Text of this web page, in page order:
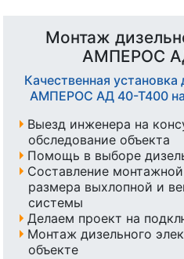
Монтаж
АМПЕРОС
Качественная установка
АМПЕРОС АД 40-Т400
Выезд инженера на
обследование объекта
Помощь в выборе
Составление
размера выхлопной и
системы
Делаем проект на
Монтаж дизельного
объекте